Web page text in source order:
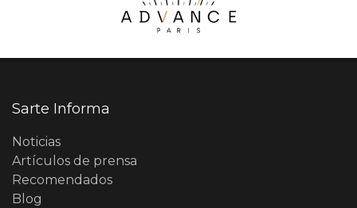
Sarte Informa
Noticias
Artículos de prensa
Recomendados
Blog